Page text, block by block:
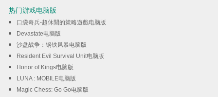
热门游戏电脑版
口袋奇兵-超休閒的策略遊戲电脑版
Devastate电脑版
沙盘战争：钢铁风暴电脑版
Resident Evil Survival Unit电脑版
Honor of Kings电脑版
LUNA : MOBILE电脑版
Magic Chess: Go Go电脑版